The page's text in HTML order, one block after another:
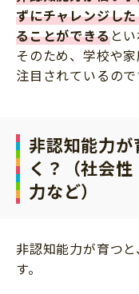
ずにチャレンジし
ることができるとい
そのため、学校や
注目されているので
非認知能力
く？（社会
力など）
非認知能力が育つ
す。